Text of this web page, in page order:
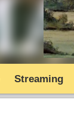
Streaming